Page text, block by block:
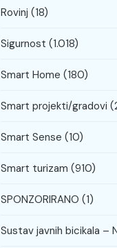
Rovinj (18)
Sigurnost (1.018)
Smart Home (180)
Smart projekti/gradovi
Smart Sense (10)
Smart turizam (910)
SPONZORIRANO (1)
Sustav javnih bicikala –